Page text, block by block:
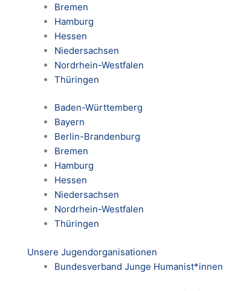
Bremen
Hamburg
Hessen
Niedersachsen
Nordrhein-Westfalen
Thüringen
Baden-Württemberg
Bayern
Berlin-Brandenburg
Bremen
Hamburg
Hessen
Niedersachsen
Nordrhein-Westfalen
Thüringen
Unsere Jugendorganisationen
Bundesverband Junge Humanist*innen